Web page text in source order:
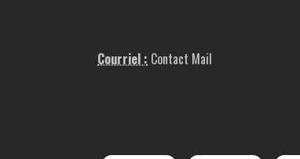
Courriel : Contact Mail